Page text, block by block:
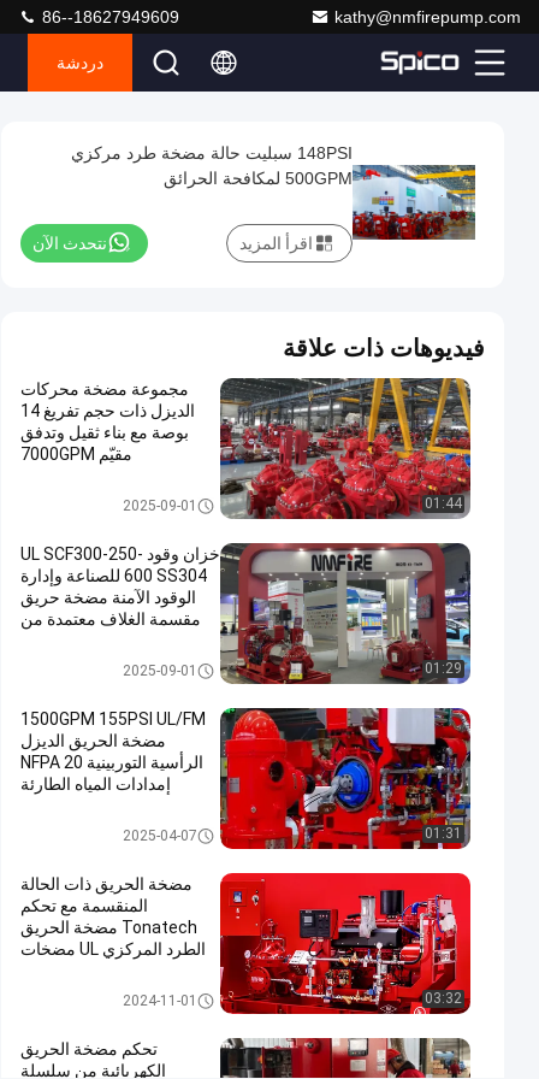
kathy@nmfirepump.com
86--18627949609
دردشة
Video
148PSI
سبليت
حالة
500GPM
لمكافحة
الحرائق
سبليت
حالة
مضخة
2021-
03-22
61
الرؤى
#
مضخات
الحريق
المدرجة
UL
#
مضخة
حريق
انقسام
أفقية
#
مضخة
الطرد
المركزي
المنقسمة
500GPM
148PSI سبليت حالة مضخة طرد مركزي
500GPM لمكافحة الحرائق
نتحدث الآن اقرأ المزيد
فيديوهات ذات علاقة
01:44
مجموعة مضخة محركات
الديزل ذات حجم تفريغ 14
بوصة مع بناء ثقيل وتدفق
مقيّم 7000GPM
سبليت حالة مضخة الحريق
2025-09-01
01:29
خزان وقود UL SCF300-250-
600 SS304 للصناعة وإدارة
الوقود الآمنة مضخة حريق
مقسمة الغلاف معتمدة من
سبليت حالة مضخة الحريق
2025-09-01
01:31
1500GPM 155PSI UL/FM
مضخة الحريق الديزل
الرأسية التوربينية NFPA 20
إمدادات المياه الطارئة
مضخة حريق توربين عمودي
2025-04-07
03:32
مضخة الحريق ذات الحالة
المنقسمة مع تحكم
Tonatech مضخة الحريق
الطرد المركزي UL مضخات
مكافحة الحرائق -000
سبليت حالة مضخة الحريق
2024-11-01
تحكم مضخة الحريق
الكهربائية من سلسلة